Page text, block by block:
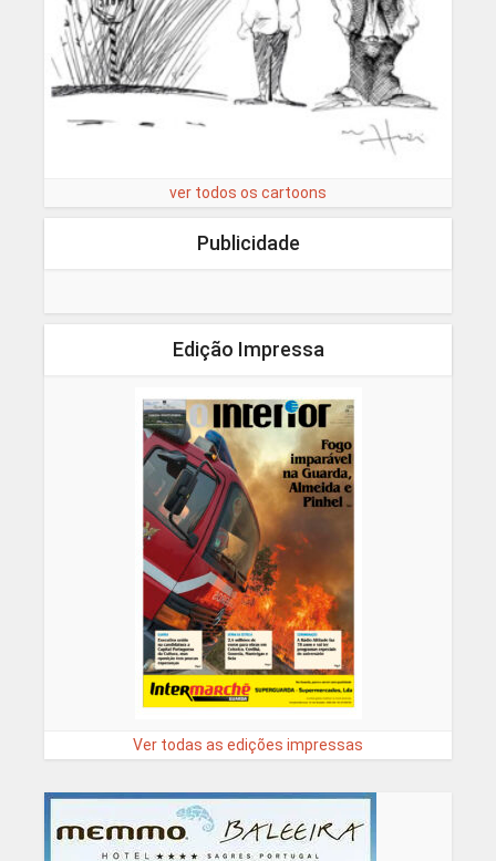
ver todos os cartoons
Publicidade
Edição Impressa
Ver todas as edições impressas